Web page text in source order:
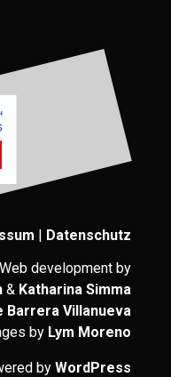
Datenschutz
Web development by
& Katharina Simma
Barrera Villanueva
by Lym Moreno
byWordPress